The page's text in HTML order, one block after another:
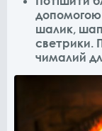
допомогою
шалик,
светрики.
чималий